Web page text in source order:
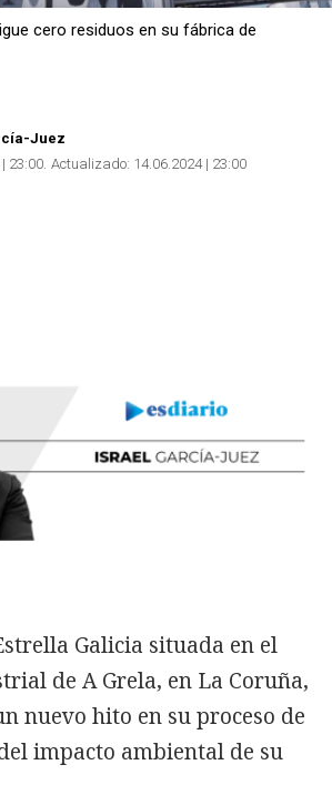
cero residuos en su fábrica de
Juez
23:00 Actualizado: 14.06.2024 | 23:00
Galicia situada en el
de A Grela, en La Coruña,
nuevo hito en su proceso de
impacto ambiental de su